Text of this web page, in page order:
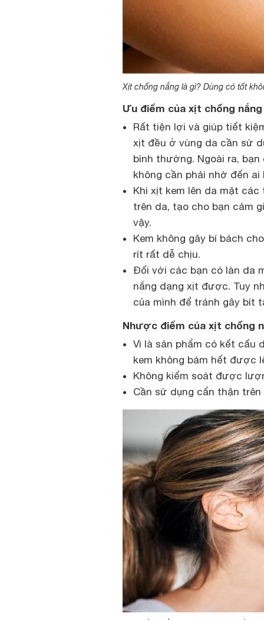
Xịt chống nắng là gì? Dùng có tốt
Ưu điểm của xịt chống nắng
Rất tiện lợi và giúp tiết
xịt đều ở vùng da cần sử
bình thường. Ngoài ra,
không cần phải nhờ đến ai
Khi xịt kem lên da mặt
trên da, tạo cho bạn cảm
vậy.
Kem không gây bí bách
rít rất dễ chịu.
Đối với các bạn có làn da
nắng dạng xịt được. Tuy
của mình để tránh gây bít
Nhược điểm của xịt chống
Vì là sản phẩm có kết cấu
kem không bám hết được
Không kiểm soát được
Cần sử dụng cẩn thận